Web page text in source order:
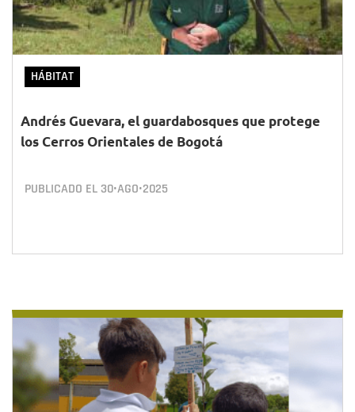
HÁBITAT
Andrés Guevara, el guardabosques que protege
los Cerros Orientales de Bogotá
PUBLICADO EL 30•AGO•2025